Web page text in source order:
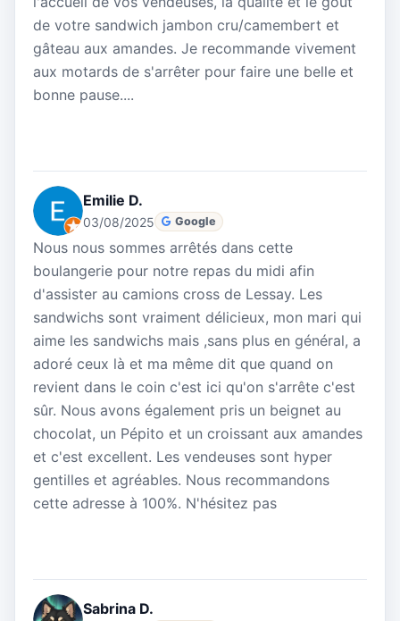
de votre sandwich jambon cru/camembert et
gâteau aux amandes. Je recommande vivement
aux motards de s'arrêter pour faire une belle et
bonne pause....
Emilie D.
03/08/2025 Google
Nous nous sommes arrêtés dans cette
boulangerie pour notre repas du midi afin
d'assister au camions cross de Lessay. Les
sandwichs sont vraiment délicieux, mon mari qui
aime les sandwichs mais ,sans plus en général, a
adoré ceux là et ma même dit que quand on
revient dans le coin c'est ici qu'on s'arrête c'est
sûr. Nous avons également pris un beignet au
chocolat, un Pépito et un croissant aux amandes
et c'est excellent. Les vendeuses sont hyper
gentilles et agréables. Nous recommandons
cette adresse à 100%. N'hésitez pas
Sabrina D.